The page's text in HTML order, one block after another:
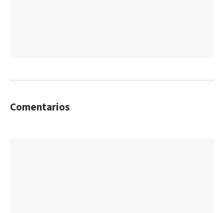
Comentarios